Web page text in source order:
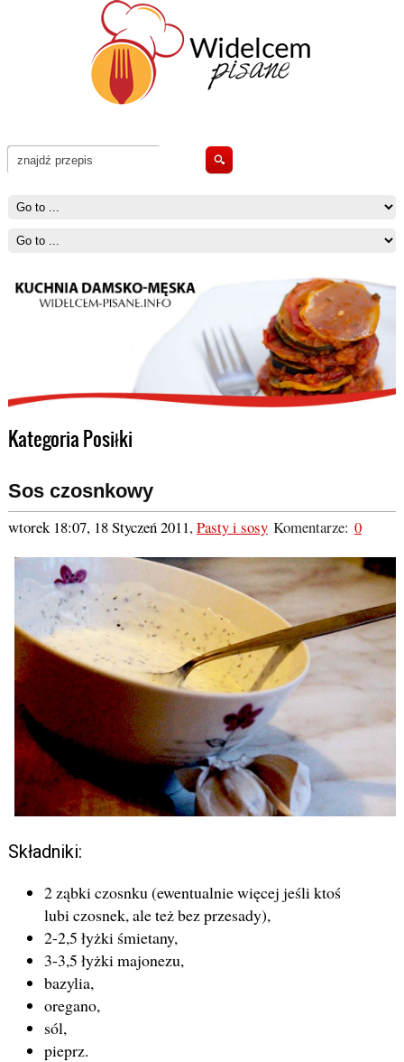
Kategoria Posiłki
Sos czosnkowy
wtorek 18:07, 18 Styczeń 2011,Pasty i sosyKomentarze: 0
Składniki:
2 ząbki czosnku (ewentualnie więcej jeśli ktoś
lubi czosnek, ale też bez przesady),
2-2,5 łyżki śmietany,
3-3,5 łyżki majonezu,
bazylia,
oregano,
sól,
pieprz.